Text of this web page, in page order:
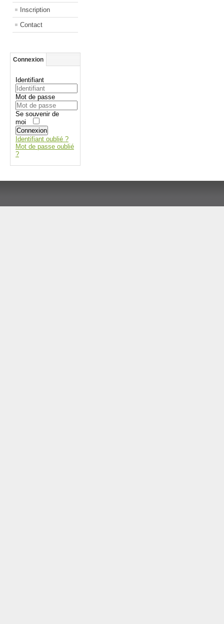
Inscription
Contact
Connexion
Identifiant
Mot de passe
Se souvenir de
moi
Connexion
Identifiant oublié ?
Mot de passe oublié
?